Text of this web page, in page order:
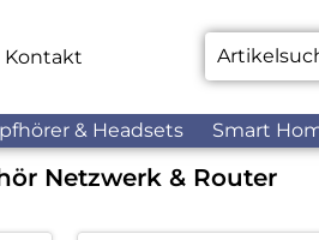
Kontakt
& Headsets Smart
Netzwerk & Router